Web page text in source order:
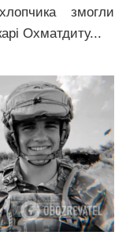
змогли
Охматдиту...